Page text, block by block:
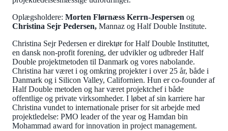
Oplægsholdere: Morten Flørnæss Kerrn-Jespersen og
Christina Sejr Pedersen, Mannaz og Half Double Institute.
Christina Sejr Pedersen er direktør for Half Double Instituttet,
en dansk non-profit forening, der udvikler og udbreder Half
Double projektmetoden til Danmark og vores nabolande.
Christina har været i og omkring projekter i over 25 år, både i
Danmark og i Silicon Valley, Californien. Hun er co-founder af
Half Double metoden og har været projektchef i både
offentlige og private virksomheder. I løbet af sin karriere har
Christina vundet to internationale priser for sit arbejde med
projektledelse: PMO leader of the year og Hamdan bin
Mohammad award for innovation in project management.